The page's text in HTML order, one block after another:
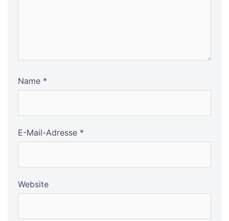
Name *
E-Mail-Adresse *
Website